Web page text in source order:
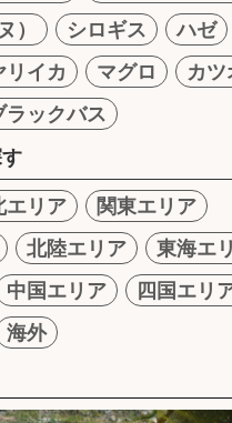
）
シロギス ハゼ
リイカ マグロ
カツ
ラックバス
エリア
関東エリア
北陸エリア
東海エ
中国エリア
四国エリ
海外